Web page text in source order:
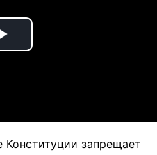
Play
запрещает